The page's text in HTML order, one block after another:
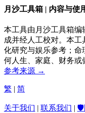
月沙工具箱 | 内容与使
本工具由月沙工具箱
成并经人工校对。本
化研究与娱乐参考；
何人生、家庭、财务或
参考来源 →
繁 | 简
关于我们 | 联系我们 | 🛡️